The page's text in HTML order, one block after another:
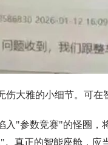
大雅的小细节。可在
入"参数竞赛"的怪圈，
。真正的智能座舱，